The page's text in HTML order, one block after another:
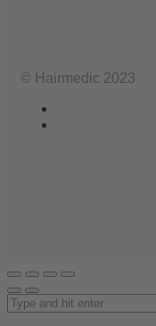
© Hairmedic 2023